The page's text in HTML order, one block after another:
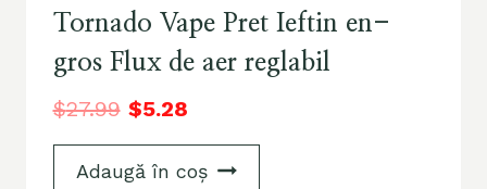
Tornado Vape Pret Ieftin en-
gros Flux de aer reglabil
$27.99 $5.28
Adaugă în coș